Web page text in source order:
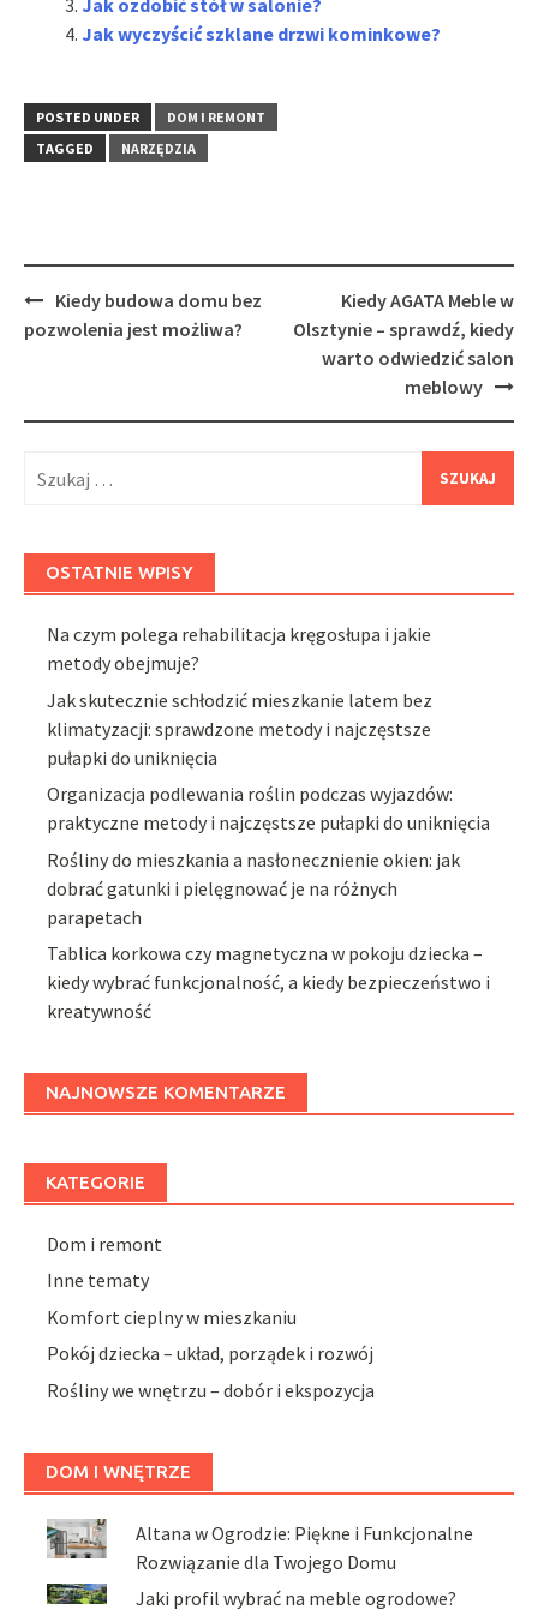
Jak ozdobić stół w salonie?
Jak wyczyścić szklane drzwi kominkowe?
POSTED UNDER
DOM I REMONT
TAGGED
NARZĘDZIA
Post
navigation
Kiedy budowa domu bez
pozwolenia jest możliwa?
Kiedy AGATA Meble w
Olsztynie – sprawdź, kiedy
warto odwiedzić salon
meblowy
OSTATNIE WPISY
Na czym polega rehabilitacja kręgosłupa i jakie
metody obejmuje?
Jak skutecznie schłodzić mieszkanie latem bez
klimatyzacji: sprawdzone metody i najczęstsze
pułapki do uniknięcia
Organizacja podlewania roślin podczas wyjazdów:
praktyczne metody i najczęstsze pułapki do uniknięcia
Rośliny do mieszkania a nasłonecznienie okien: jak
dobrać gatunki i pielęgnować je na różnych
parapetach
Tablica korkowa czy magnetyczna w pokoju dziecka –
kiedy wybrać funkcjonalność, a kiedy bezpieczeństwo i
kreatywność
NAJNOWSZE KOMENTARZE
KATEGORIE
Dom i remont
Inne tematy
Komfort cieplny w mieszkaniu
Pokój dziecka – układ, porządek i rozwój
Rośliny we wnętrzu – dobór i ekspozycja
DOM I WNĘTRZE
Altana w Ogrodzie: Piękne i Funkcjonalne
Rozwiązanie dla Twojego Domu
Jaki profil wybrać na meble ogrodowe?